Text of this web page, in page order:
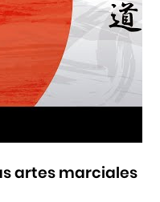
artes marciales